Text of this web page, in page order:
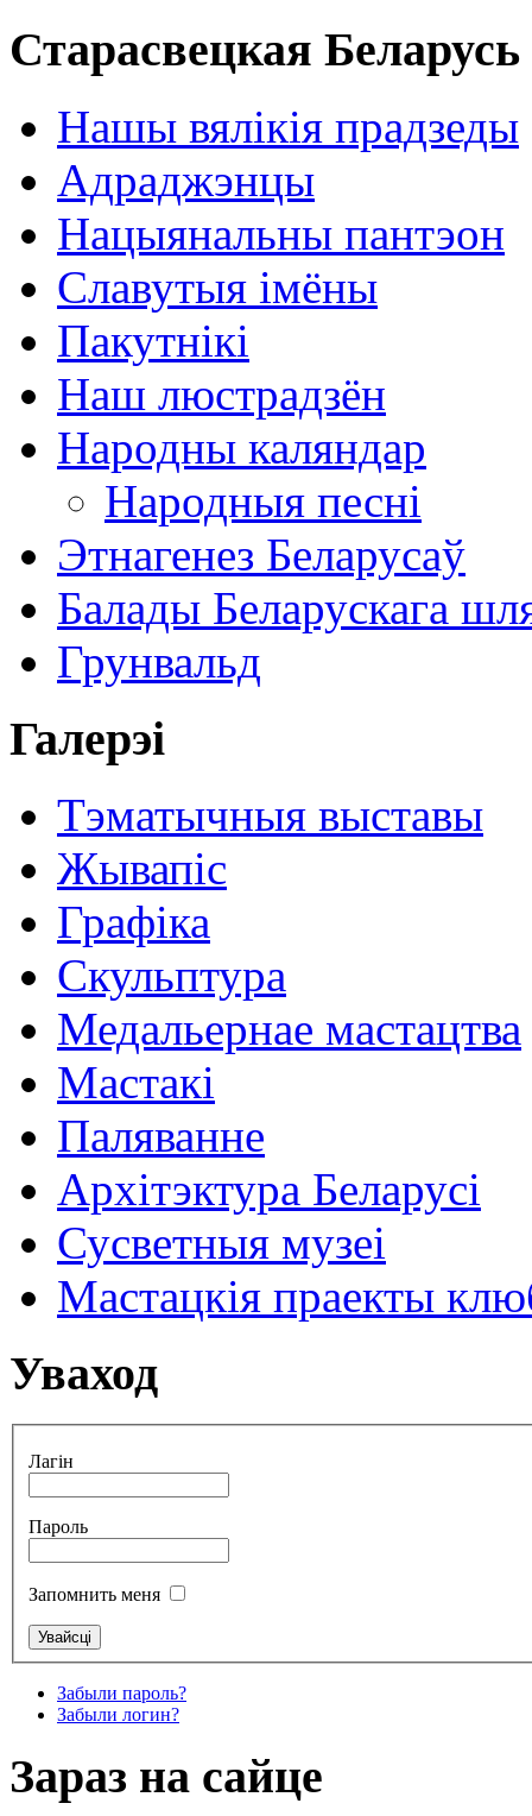
Старасвецкая Беларусь
Нашы вялікія прадзеды
Адраджэнцы
Нацыянальны пантэон
Славутыя імёны
Пакутнікі
Наш люстрадзён
Народны каляндар
Народныя песні
Этнагенез Беларусаў
Балады Беларускага
Грунвальд
Галерэі
Тэматычныя выставы
Жывапіс
Графіка
Скульптура
Медальернае мастацтва
Мастакі
Паляванне
Архітэктура Беларусі
Сусветныя музеі
Мастацкія праекты
Уваход
Лагін
Пароль
Запомнить меня
Забыли пароль?
Забыли логин?
Зараз на сайце